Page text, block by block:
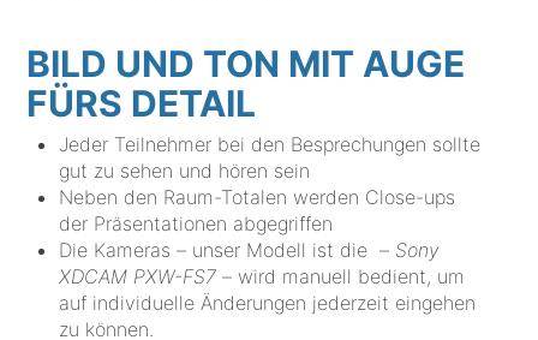
BILD UND TON MIT AUGE
FÜRS DETAIL
Jeder Teilnehmer bei den Besprechungen sollte
gut zu sehen und hören sein
Neben den Raum-Totalen werden Close-ups
der Präsentationen abgegriffen
Die Kameras – unser Modell ist die – Sony
XDCAM PXW-FS7 – wird manuell bedient, um
auf individuelle Änderungen jederzeit eingehen
zu können.